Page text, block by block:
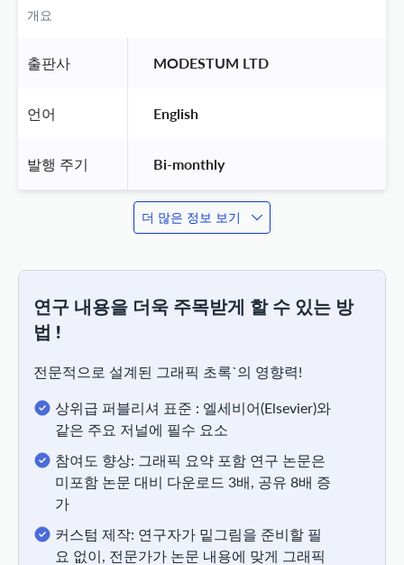
개요
출판사 MODESTUM LTD
언어 English
발행 주기 Bi-monthly
더 많은 정보 보기
연구 내용을 더욱 주목받게 할 수 있는 방
법 !
전문적으로 설계된 그래픽 초록`의 영향력!
상위급 퍼블리셔 표준 : 엘세비어(Elsevier)와
같은 주요 저널에 필수 요소
참여도 향상: 그래픽 요약 포함 연구 논문은
미포함 논문 대비 다운로드 3배, 공유 8배 증
가
커스텀 제작: 연구자가 밑그림을 준비할 필
요 없이, 전문가가 논문 내용에 맞게 그래픽